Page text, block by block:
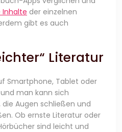
Inhalte der einzelnen
gibt es auch
Literatur
Smartphone, Tablet oder
man kann sich
Augen schließen und
Ob ernste Literatur oder
sind leicht und